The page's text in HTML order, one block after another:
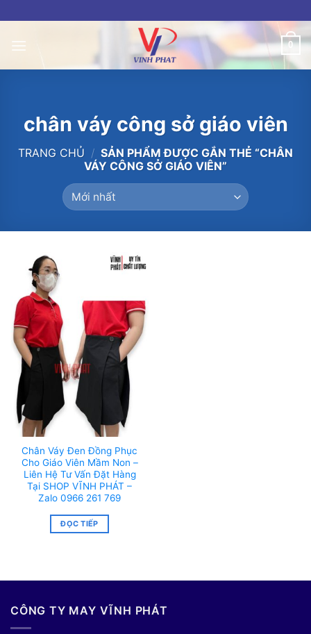
to
content
0
chân váy công sở giáo viên
TRANG CHỦ / SẢN PHẨM ĐƯỢC GẮN THẺ “CHÂN
VÁY CÔNG SỞ GIÁO VIÊN”
Chân Váy Đen Đồng Phục
Cho Giáo Viên Mầm Non –
Liên Hệ Tư Vấn Đặt Hàng
Tại SHOP VĨNH PHÁT –
Zalo 0966 261 769
ĐỌC TIẾP
CÔNG TY MAY VĨNH PHÁT